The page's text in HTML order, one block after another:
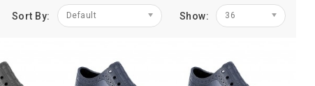
Sort By: Default Show: 36